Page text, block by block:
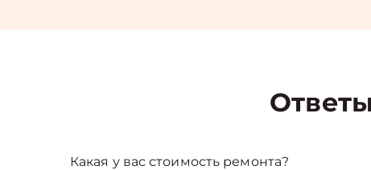
Какая у вас стоимость ремонта?